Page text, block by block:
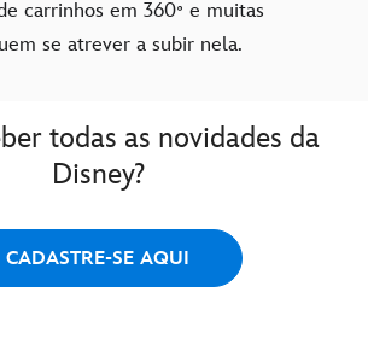
em 360𐩑 e muitas
se atrever a subir nela.
todas as novidades da
Disney?
CADASTRE-SE AQUI